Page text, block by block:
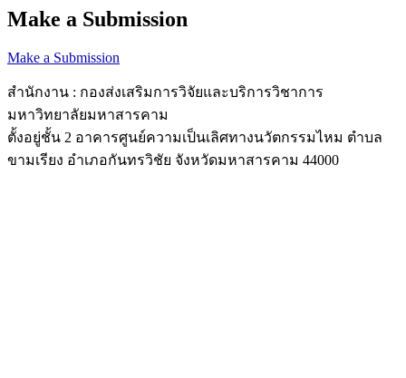
Make a Submission
Make a Submission
สำนักงาน : กองส่งเสริมการวิจัยและบริการวิชาการ
มหาวิทยาลัยมหาสารคาม
ตั้งอยู่ชั้น 2 อาคารศูนย์ความเป็นเลิศทางนวัตกรรมไหม ตำบล
ขามเรียง อำเภอกันทรวิชัย จังหวัดมหาสารคาม 44000